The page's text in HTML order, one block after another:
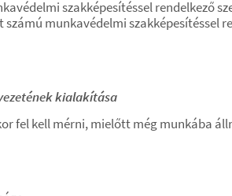
szakképesítéssel rendelkező
munkavédelmi szakképesítéssel
kialakítása
fel kell mérni, mielőtt még munkába